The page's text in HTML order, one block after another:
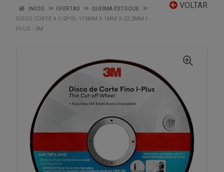
VOLTAR
INÍCIO OFERTAS
QUEIMA ESTOQUE
DISCO CORTE 4.1/2POL 115MM X 1MM X 22.2MM I-
PLUS - 3M